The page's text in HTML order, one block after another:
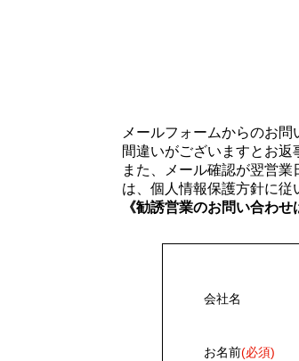
メールフォームからのお
間違いがございますとお返
また、メール確認が翌営
は、個人情報保護方針に従
《勧誘営業のお問い合わ
会社名
お名前(必須)